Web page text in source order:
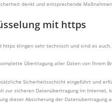
denkt und entsprechende
mit https
https klingen sehr technisch und sind es
Übertragung aller Daten von Ihrem
Sicherheitsschicht eingeführt und
zur sicheren Datenübertragung im Internet,
dieser Absicherung der